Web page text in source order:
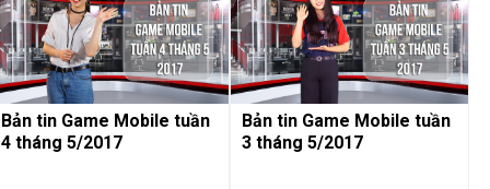
Bản tin Game Mobile tuần
4 tháng 5/2017
Bản tin Game Mobile tuần
3 tháng 5/2017